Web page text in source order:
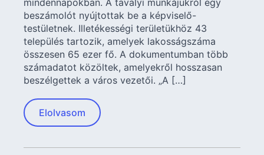
mindennapokban. A tavalyi munkájukról egy
beszámolót nyújtottak be a képviselő-
testületnek. Illetékességi területükhöz 43
település tartozik, amelyek lakosságszáma
összesen 65 ezer fő. A dokumentumban több
számadatot közöltek, amelyekről hosszasan
beszélgettek a város vezetői. „A […]
Elolvasom